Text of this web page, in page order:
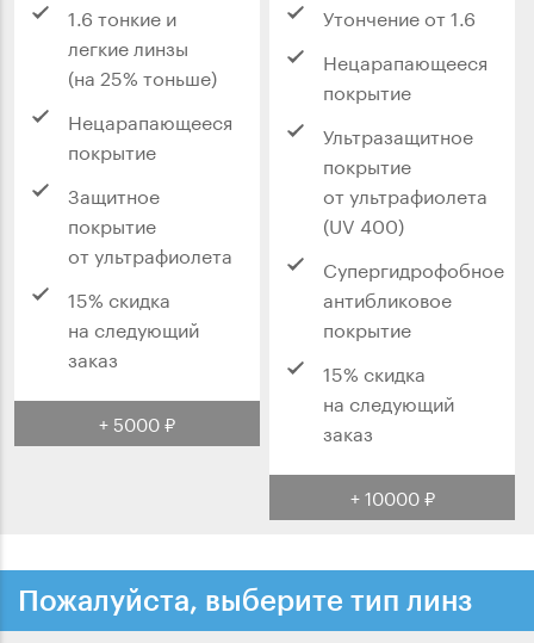
1.6 тонкие и
легкие линзы
(на 25% тоньше)
Нецарапающееся
покрытие
Защитное
покрытие
от ультрафиолета
15% скидка
на следующий
заказ
+ 5000 ₽
Утончение от 1.6
Нецарапающееся
покрытие
Ультразащитное
покрытие
от ультрафиолета
(UV 400)
Супергидрофобное
антибликовое
покрытие
15% скидка
на следующий
заказ
+ 10000 ₽
Пожалуйста, выберите тип линз